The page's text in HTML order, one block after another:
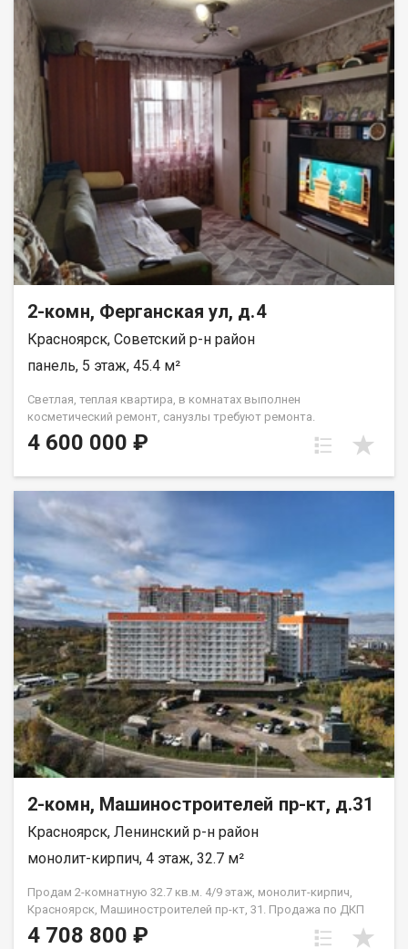
вместительная кладовка. Развитая инфраструктура, в
шаговой доступности школы, детские сада, Аэрокосмический
колледж, автобусные остановки и все необходимое для
комфортного проживания. Выход на сделку возможен после
первого сентября. Вся сумма в договоре, один взрослый
2-комн, Ферганская ул, д.4
Красноярск, Советский р-н район
панель, 5 этаж, 45.4 м²
Светлая, теплая квартира, в комнатах выполнен
косметический ремонт, санузлы требуют ремонта.
Установлены окна ПВХ, балкон остеклен ( дерево). Проход на
этаж закрывается. Дом газифицирован! Район с развитой
культуры и спорта Металлургов, магазины, торговый
комплекс Роща, парк "Гвардейский", набережная "Зеленый
берег". Без проблем можно уехать в любую точку города.
Документы полностью готовы к продаже, долгов и
обременений на квартире нет! Торг возможен! Чистая
продажа.
4 600 000 ₽
2-комн, Машиностроителей пр-кт, д.31
Красноярск, Ленинский р-н район
монолит-кирпич, 4 этаж, 32.7 м²
Продам 2-комнатную 32.7 кв.м. 4/9 этаж, монолит-кирпич,
Красноярск, Машиностроителей пр-кт, 31. Продажа по ДКП
НЕ ОТ ЗАСТРОЙЩИКА
4 708 800 ₽